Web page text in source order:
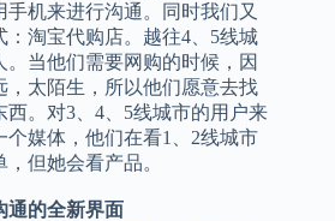
机来进行沟通。同时我们又
淘宝代购店。越往4、5线城
当他们需要网购的时候，因
，太陌生，所以他们愿意去找
。对3、4、5线城市的用户来
媒体，他们在看1、2线城市
但她会看产品。
通的全新界面